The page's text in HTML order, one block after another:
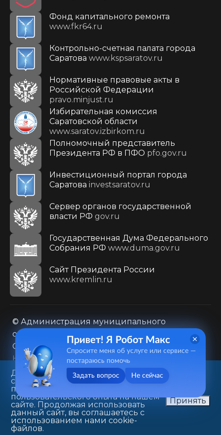
Фонд капитального ремонта
www.fkr64.ru
Контрольно-счетная палата города
Саратова www.kspsaratov.ru
Нормативные правовые акты в
Российской Федерации
pravo.minjust.ru
Избирательная комиссия
Саратовской области
www.saratov.izbirkom.ru
Полномочный представитель
Президента РФ в ПФО pfo.gov.ru
Инвестиционный портал города
Саратова investsaratov.ru
Сервер органов государственной
власти РФ gov.ru
Государственная Дума Федерального
Собрания РФ www.duma.gov.ru
Cайт Президента России
www.kremlin.ru
© Администрация муниципального
образования городского округа «Город
Саратов»
Контакты
Карта сайта
Политика в отношении обработки
персональных данных
410031, г. Саратов, ул. Первомайская, д. 78
+7(8452)26-02-49
Данный веб-сайт использует
cookie-файлы в целях
предоставления вам лучшего
пользовательского опыта на нашем
сайте. Продолжая использовать
данный сайт, вы соглашаетесь с
использованием нами cookie-
файлов.
Принять
Привет! Я Робот Макс
Спросите меня об услуге или сервисе —
постараюсь помочь
Задать вопрос Не сейчас